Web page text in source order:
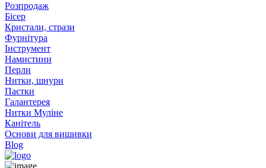
Розпродаж
Бісер
Кристали, стрази
Фурнітура
Інструмент
Намистини
Перли
Нитки, шнури
Паєтки
Галантерея
Нитки Муліне
Канітель
Основи для вишивки
Blog